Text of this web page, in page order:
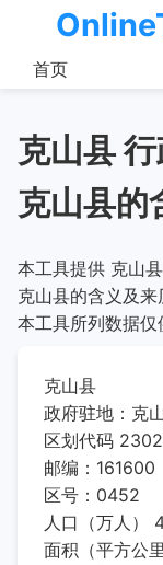
首页
克山县的
本工具提供 克山
克山县的含义及
本工具所列数据仅
克山县
政府驻地：克
区划代码
邮编：161600
区号：0452
人口（万人）
面积（平方公